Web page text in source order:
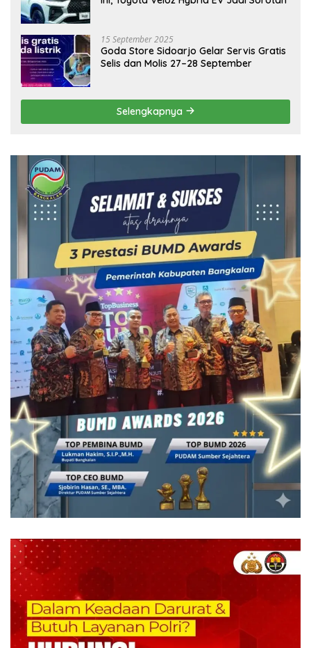
15 September 2025
Goda Store Sidoarjo Gelar Servis Gratis
Selis dan Molis 27–28 September
Selengkapnya